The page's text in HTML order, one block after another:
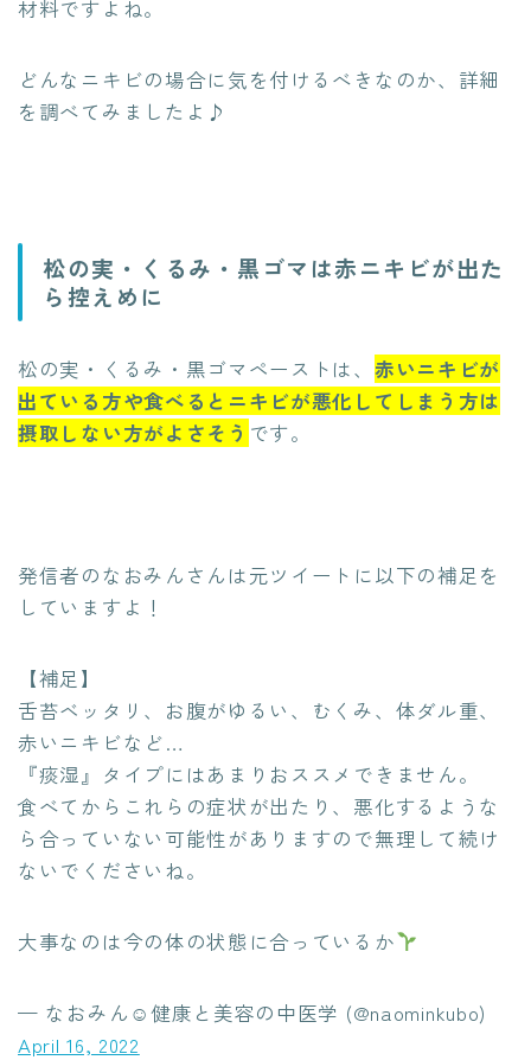
材料ですよね。
どんなニキビの場合に気を付けるべきなのか、詳細
を調べてみましたよ♪
松の実・くるみ・黒ゴマは赤ニキビが出た
ら控えめに
松の実・くるみ・黒ゴマペーストは、 赤いニキビが
出ている方や食べるとニキビが悪化してしまう方は
摂取しない方がよさそう です。
発信者のなおみんさんは元ツイートに以下の補足を
していますよ！
【補足】
舌苔ベッタリ、お腹がゆるい、むくみ、体ダル重、
赤いニキビなど…
『痰湿』タイプにはあまりおススメできません。
食べてからこれらの症状が出たり、悪化するような
ら合っていない可能性がありますので無理して続け
ないでくださいね。
大事なのは今の体の状態に合っているか
— なおみん☺︎健康と美容の中医学 (@naominkubo)
April 16, 2022